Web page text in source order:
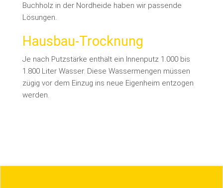
Buchholz in der Nordheide haben wir passende
Lösungen.
Hausbau-Trocknung
Je nach Putzstärke enthält ein Innenputz 1.000 bis
1.800 Liter Wasser. Diese Wassermengen müssen
zügig vor dem Einzug ins neue Eigenheim entzogen
werden.